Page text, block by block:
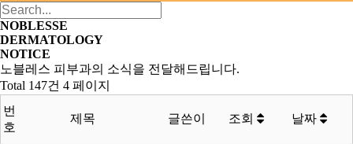
NOBLESSE
DERMATOLOGY
NOTICE
노블레스 피부과의 소식을 전달해드립니다.
Total 147건 4 페이지
번
호
제목 글쓴이 조회 날짜